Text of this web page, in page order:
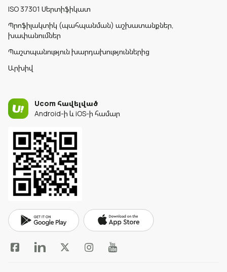
ISO 37301 Սերտիֆիկատ
Պրոֆիլակտիկ (պահպանման) աշխատանքներ,
խափանումներ
Պաշտպանություն խարդախություններից
Արխիվ
Ucom հավելված
Android-ի և iOS-ի համար